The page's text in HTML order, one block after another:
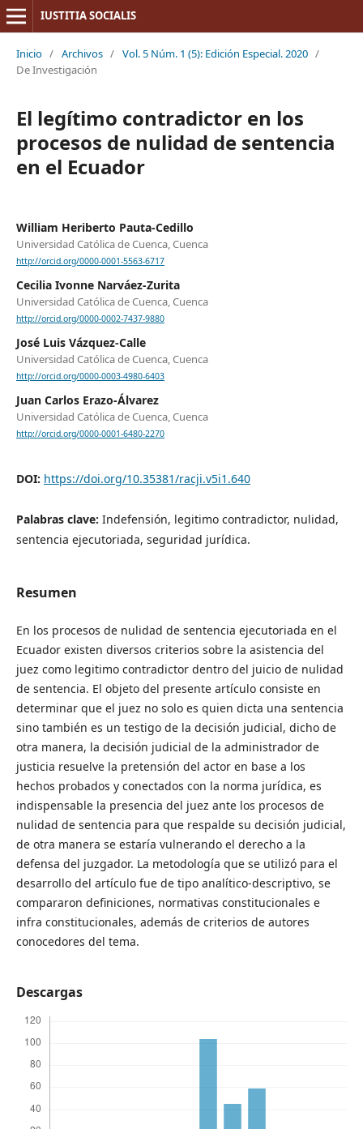
IUSTITIA SOCIALIS
Inicio / Archivos / Vol. 5 Núm. 1 (5): Edición Especial. 2020 /
De Investigación
El legítimo contradictor en los
procesos de nulidad de sentencia
en el Ecuador
William Heriberto Pauta-Cedillo
Universidad Católica de Cuenca, Cuenca
http://orcid.org/0000-0001-5563-6717
Cecilia Ivonne Narváez-Zurita
Universidad Católica de Cuenca, Cuenca
http://orcid.org/0000-0002-7437-9880
José Luis Vázquez-Calle
Universidad Católica de Cuenca, Cuenca
http://orcid.org/0000-0003-4980-6403
Juan Carlos Erazo-Álvarez
Universidad Católica de Cuenca, Cuenca
http://orcid.org/0000-0001-6480-2270
DOI: https://doi.org/10.35381/racji.v5i1.640
Palabras clave: Indefensión, legitimo contradictor, nulidad,
sentencia ejecutoriada, seguridad jurídica.
Resumen
En los procesos de nulidad de sentencia ejecutoriada en el
Ecuador existen diversos criterios sobre la asistencia del
juez como legitimo contradictor dentro del juicio de nulidad
de sentencia. El objeto del presente artículo consiste en
determinar que el juez no solo es quien dicta una sentencia
sino también es un testigo de la decisión judicial, dicho de
otra manera, la decisión judicial de la administrador de
justicia resuelve la pretensión del actor en base a los
hechos probados y conectados con la norma jurídica, es
indispensable la presencia del juez ante los procesos de
nulidad de sentencia para que respalde su decisión judicial,
de otra manera se estaría vulnerando el derecho a la
defensa del juzgador. La metodología que se utilizó para el
desarrollo del artículo fue de tipo analítico-descriptivo, se
compararon definiciones, normativas constitucionales e
infra constitucionales, además de criterios de autores
conocedores del tema.
Descargas